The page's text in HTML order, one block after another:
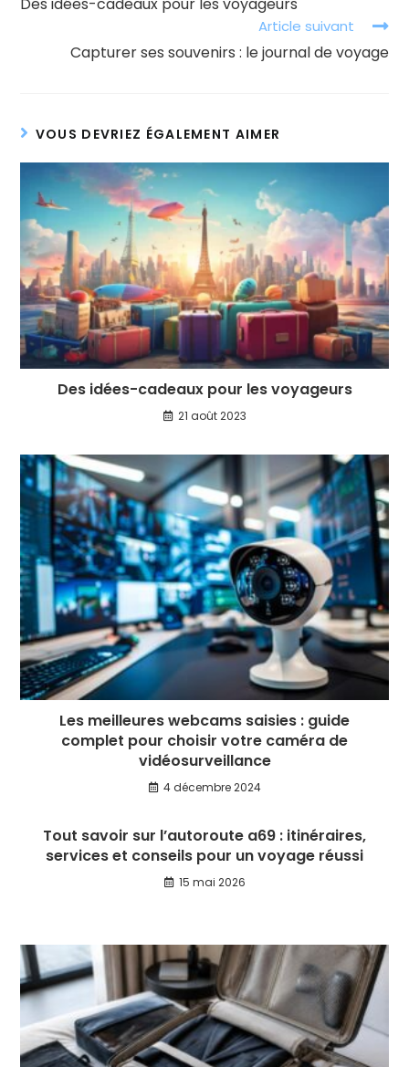
articles
Des idées-cadeaux pour les voyageurs
Article suivant
Capturer ses souvenirs : le journal de voyage
VOUS DEVRIEZ ÉGALEMENT AIMER
Des idées-cadeaux pour les voyageurs
21 août 2023
Les meilleures webcams saisies : guide
complet pour choisir votre caméra de
vidéosurveillance
4 décembre 2024
Tout savoir sur l’autoroute a69 : itinéraires,
services et conseils pour un voyage réussi
15 mai 2026